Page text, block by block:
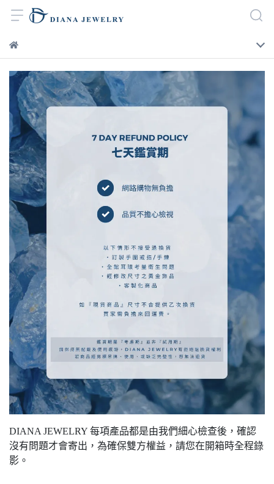
DIANA JEWELRY 每項產品都是由我們細心檢查後，確認
沒有問題才會寄出，為確保雙方權益，請您在開箱時全程錄
影。